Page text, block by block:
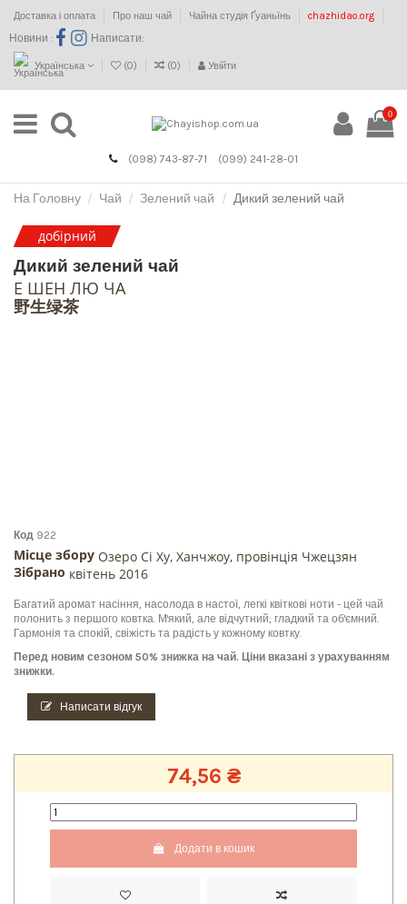
Доставка і оплата Про наш чай Чайна студія Ґуаньїнь chazhidao.org
Новини : Написати:
Українська (0) (0) Увійти
0
(098) 743-87-71 (099) 241-28-01
На Головну Чай Зелений чай Дикий зелений чай
добірний
Дикий зелений чай
Е ШЕН ЛЮ ЧА
野生绿茶
Код 922
Місце збору Озеро Сі Ху, Ханчжоу, провінція Чжецзян
Зібрано квітень 2016
Багатий аромат насіння, насолода в настої, легкі квіткові ноти - цей чай
полонить з першого ковтка. М'який, але відчутний; гладкий та об'ємний.
Гармонія та спокій, свіжість та радість у кожному ковтку.
Перед новим сезоном 50% знижка на чай. Ціни вказані з урахуванням
знижки.
Написати відгук
74,56 ₴
Додати в кошик